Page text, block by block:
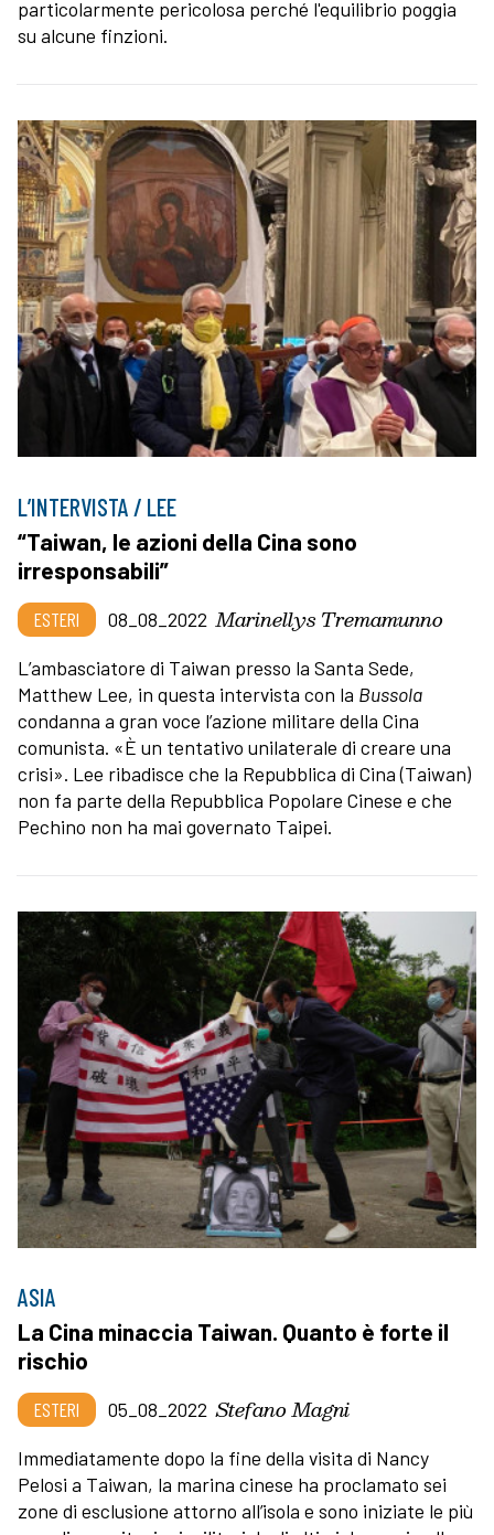
particolarmente pericolosa perché l'equilibrio poggia
su alcune finzioni.
L’INTERVISTA / LEE
“Taiwan, le azioni della Cina sono
irresponsabili”
ESTERI 08_08_2022 Marinellys Tremamunno
L’ambasciatore di Taiwan presso la Santa Sede,
Matthew Lee, in questa intervista con la Bussola
condanna a gran voce l’azione militare della Cina
comunista. «È un tentativo unilaterale di creare una
crisi». Lee ribadisce che la Repubblica di Cina (Taiwan)
non fa parte della Repubblica Popolare Cinese e che
Pechino non ha mai governato Taipei.
ASIA
La Cina minaccia Taiwan. Quanto è forte il
rischio
ESTERI 05_08_2022 Stefano Magni
Immediatamente dopo la fine della visita di Nancy
Pelosi a Taiwan, la marina cinese ha proclamato sei
zone di esclusione attorno all’isola e sono iniziate le più